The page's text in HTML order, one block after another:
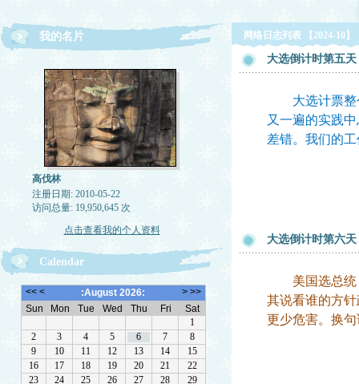
我的名片
高伐林
注册日期: 2010-05-22
访问总量: 19,950,645 次
点击查看我的个人资料
Calendar
网络日志列表 【2024-10】
大选倒计时第五
大选计票整个
又一遍的实践
差错。我们的
大选倒计时第六
美国选总统，
其说看谁的方
更少危害。换